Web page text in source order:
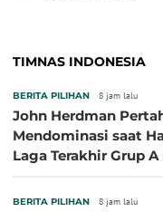
TIMNAS INDONESIA
BERITA PILIHAN 8 jam lalu
John Herdman
Mendominasi saat
Laga Terakhir Grup
BERITA PILIHAN 8 jam lalu